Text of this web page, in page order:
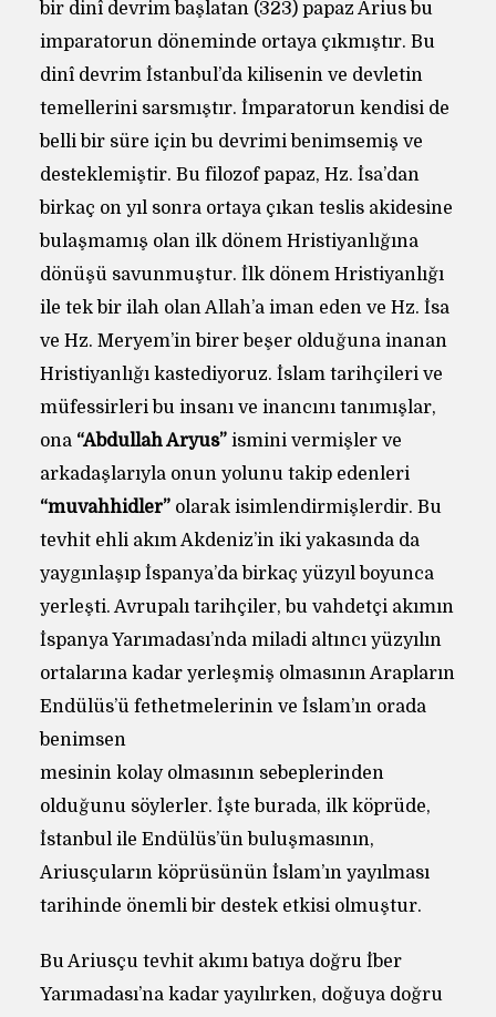
bir dinî devrim başlatan (323) papaz Arius bu
imparatorun döneminde ortaya çıkmıştır. Bu
dinî devrim İstanbul’da kilisenin ve devletin
temellerini sarsmıştır. İmparatorun kendisi de
belli bir süre için bu devrimi benimsemiş ve
desteklemiştir. Bu filozof papaz, Hz. İsa’dan
birkaç on yıl sonra ortaya çıkan teslis akidesine
bulaşmamış olan ilk dönem Hristiyanlığına
dönüşü savunmuştur. İlk dönem Hristiyanlığı
ile tek bir ilah olan Allah’a iman eden ve Hz. İsa
ve Hz. Meryem’in birer beşer olduğuna inanan
Hristiyanlığı kastediyoruz. İslam tarihçileri ve
müfessirleri bu insanı ve inancını tanımışlar,
ona “Abdullah Aryus”ismini vermişler ve
arkadaşlarıyla onun yolunu takip edenleri
“muvahhidler”olarak isimlendirmişlerdir. Bu
tevhit ehli akım Akdeniz’in iki yakasında da
yaygınlaşıp İspanya’da birkaç yüzyıl boyunca
yerleşti. Avrupalı tarihçiler, bu vahdetçi akımın
İspanya Yarımadası’nda miladi altıncı yüzyılın
ortalarına kadar yerleşmiş olmasının Arapların
Endülüs’ü fethetmelerinin ve İslam’ın orada
benimsen
mesinin kolay olmasının sebeplerinden
olduğunu söylerler. İşte burada, ilk köprüde,
İstanbul ile Endülüs’ün buluşmasının,
Ariusçuların köprüsünün İslam’ın yayılması
tarihinde önemli bir destek etkisi olmuştur.
Bu Ariusçu tevhit akımı batıya doğru İber
Yarımadası’na kadar yayılırken, doğuya doğru